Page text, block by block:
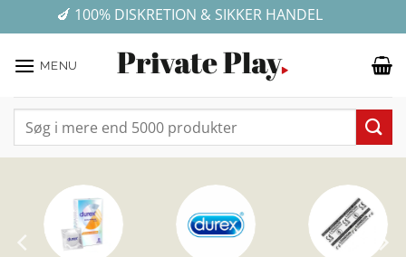
til
indhold
💰 GRATIS FRAGT VED KØB FOR OVER 499 KR.
🍆 100% DISKRETION & SIKKER HANDEL
★ ★ ★ ★ ★ 4,7 på Trustpilot
✓ E-MÆRKET WEBSHOP - DIN ONLINE TRYGHED
MENU
Søg
efter: